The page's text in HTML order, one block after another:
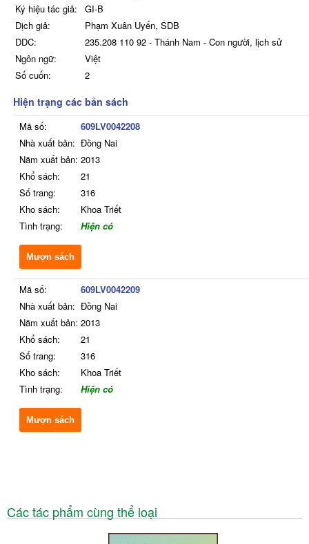
Ký hiệu tác giả:
GI-B
Dịch giả:
Phạm Xuân Uyển, SDB
DDC:
235.208 110 92 - Thánh Nam - Con người, lịch sử
Ngôn ngữ:
Việt
Số cuốn:
2
Hiện trạng các bản sách
Mã số:
609LV0042208
Nhà xuất bản: Đồng Nai
Năm xuất bản: 2013
Khổ sách:
21
Số trang:
316
Kho sách:
Khoa Triết
Tình trạng:
Hiện có
Mượn sách
Mã số:
609LV0042209
Nhà xuất bản: Đồng Nai
Năm xuất bản: 2013
Khổ sách:
21
Số trang:
316
Kho sách:
Khoa Triết
Tình trạng:
Hiện có
Mượn sách
Các tác phẩm cùng thể loại